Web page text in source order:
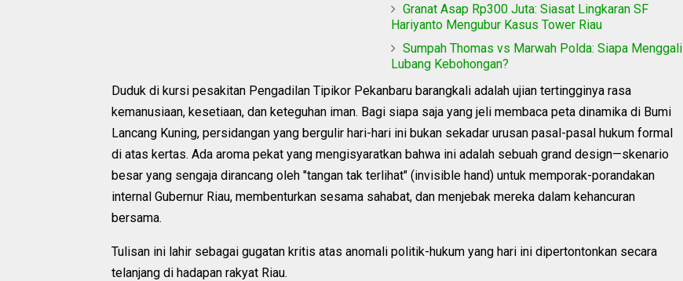
Granat Asap Rp300 Juta: Siasat Lingkaran SF
Hariyanto Mengubur Kasus Tower Riau
Sumpah Thomas vs Marwah Polda: Siapa Menggali
Lubang Kebohongan?
Duduk di kursi pesakitan Pengadilan Tipikor Pekanbaru barangkali adalah ujian tertingginya rasa
kemanusiaan, kesetiaan, dan keteguhan iman. Bagi siapa saja yang jeli membaca peta dinamika di Bumi
Lancang Kuning, persidangan yang bergulir hari-hari ini bukan sekadar urusan pasal-pasal hukum formal
di atas kertas. Ada aroma pekat yang mengisyaratkan bahwa ini adalah sebuah grand design—skenario
besar yang sengaja dirancang oleh "tangan tak terlihat" (invisible hand) untuk memporak-porandakan
internal Gubernur Riau, membenturkan sesama sahabat, dan menjebak mereka dalam kehancuran
bersama.
Tulisan ini lahir sebagai gugatan kritis atas anomali politik-hukum yang hari ini dipertontonkan secara
telanjang di hadapan rakyat Riau.